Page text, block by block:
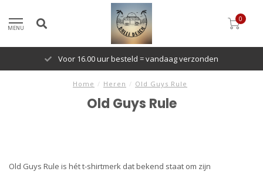
MENU
0
Voor 16.00 uur besteld = vandaag verzonden
Home / Heren / Old Guys Rule
Old Guys Rule
Old Guys Rule is hét t-shirtmerk dat bekend staat om zijn